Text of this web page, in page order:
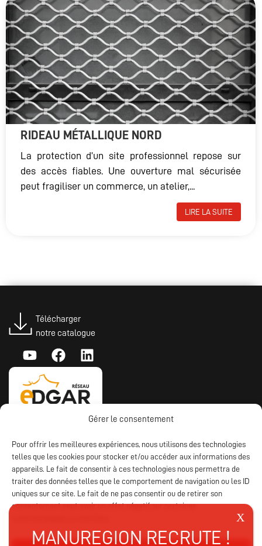
Gérer le consentement
Pour offrir les meilleures expériences, nous utilisons des technologies
telles que les cookies pour stocker et/ou accéder aux informations des
appareils. Le fait de consentir à ces technologies nous permettra de
traiter des données telles que le comportement de navigation ou les ID
uniques sur ce site. Le fait de ne pas consentir ou de retirer son
consentement peut avoir un effet négatif sur certaines
RIDEAU MÉTALLIQUE NORD
La protection d’un site professionnel repose sur
des accès fiables. Une ouverture mal sécurisée
peut fragiliser un commerce, un atelier,...
LIRE LA SUITE
Télécharger
notre catalogue